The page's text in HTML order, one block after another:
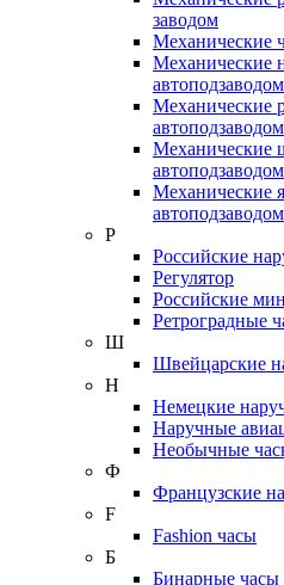
заводом
Механические
Механические
автоподзаводом
Механические
автоподзаводом
Механические
автоподзаводом
Механические
автоподзаводом
Р
Российские
Регулятор
Российские
Ретроградные
Ш
Швейцарские
Н
Немецкие
Наручные
Необычные
Ф
Французские
F
Fashion часы
Б
Бинарные часы